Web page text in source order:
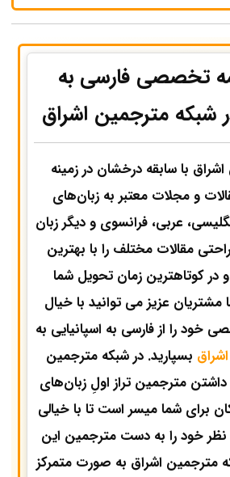
تخصصی فارسی به
شبکه مترجمین اشراق
با سابقه درخشان در زمینه
و مجلات معتبر به زبان‌های
عربی، فرانسوی و دیگر زبان
مقالات مختلف را با بهترین
در کوتاهترین زمان تحویل شما
عزیز می توانید با خیال
خود را از فارسی به اسپانیایی به
بسپارید. در شبکه مترجمین
مترجمین تراز اولِ زبان‌های
برای شما میسر است تا با خیالی
خود را به دست مترجمین این
مترجمین اشراق به صورت متمرکز